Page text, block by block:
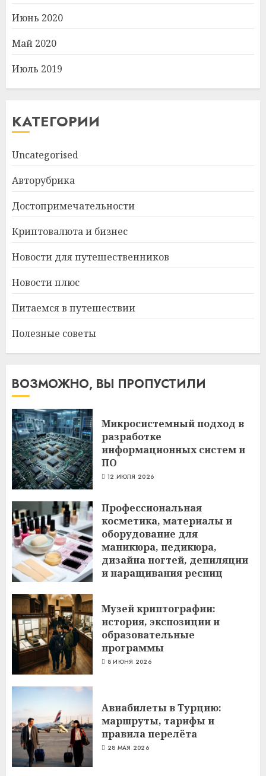
Июнь 2020
Май 2020
Июль 2019
КАТЕГОРИИ
Uncategorised
Авторубрика
Достопримечательности
Криптовалюта и бизнес
Новости для путешественников
Новости плюс
Питаемся в путешествии
Полезные советы
ВОЗМОЖНО, ВЫ ПРОПУСТИЛИ
Микросистемный подход в
разработке
информационных систем и
ПО
12 ИЮЛЯ 2026
Профессиональная
косметика, материалы и
оборудование для
маникюра, педикюра,
дизайна ногтей, депиляции
и наращивания ресниц
Музей криптографии:
история, экспозиции и
образовательные
программы
8 ИЮНЯ 2026
Авиабилеты в Турцию:
маршруты, тарифы и
правила перелёта
28 МАЯ 2026